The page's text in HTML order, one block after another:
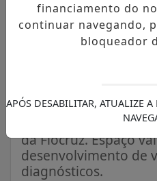
NOTÍCIAS/POLÍTICA
Brasil não é
ninguém, diz
Presidente
da Fiocruz. Espaço
desenvolvimento de
diagnósticos.
financiamento do
continuar navegando,
bloqueador
APÓS DESABILITAR, ATUALIZE